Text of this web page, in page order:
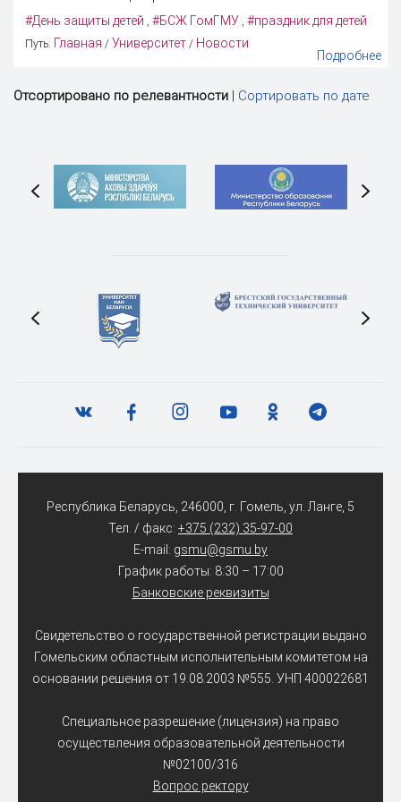
#День защиты детей , #БСЖ ГомГМУ , #праздник для детей
Путь: Главная / Университет / Новости
Подробнее
Отсортировано по релевантности | Сортировать по дате
Республика Беларусь, 246000, г. Гомель, ул. Ланге, 5
Тел. / факс: +375 (232) 35-97-00
E-mail: gsmu@gsmu.by
График работы: 8:30 – 17:00
Банковские реквизиты
Свидетельство о государственной регистрации выдано
Гомельским областным исполнительным комитетом на
основании решения от 19.08.2003 №555. УНП 400022681
Специальное разрешение (лицензия) на право
осуществления образовательной деятельности
№02100/316
Вопрос ректору